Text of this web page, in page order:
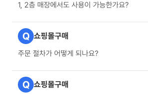
1, 2층 매장에서도 사용이 가능한가요?
Q 쇼핑몰구매
주문 절차가 어떻게 되나요?
Q 쇼핑몰구매